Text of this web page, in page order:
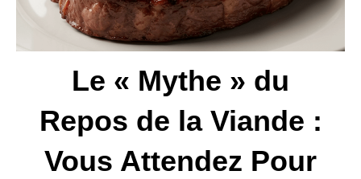
Le « Mythe » du
Repos de la Viande :
Vous Attendez Pour